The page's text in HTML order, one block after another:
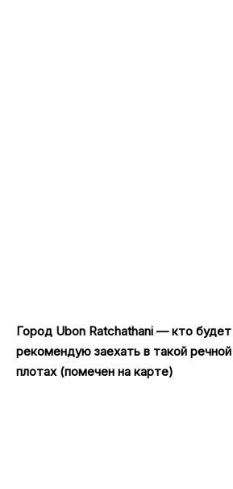
Город Ubon Ratchathani — кто
рекомендую заехать в такой
плотах (помечен на карте)